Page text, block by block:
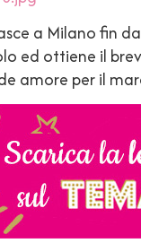
a Milano fin
ed ottiene il
amore per il